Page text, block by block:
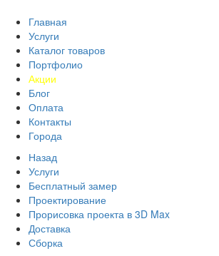
Главная
Услуги
Каталог товаров
Портфолио
Акции
Блог
Оплата
Контакты
Города
Назад
Услуги
Бесплатный замер
Проектирование
Прорисовка проекта в 3D Max
Доставка
Сборка